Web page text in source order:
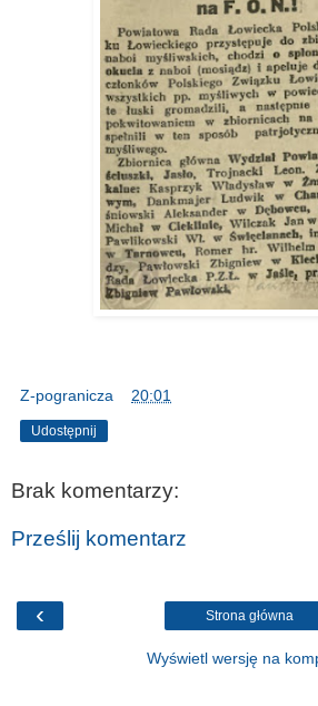
Z-pogranicza 20:01
Udostępnij
Brak komentarzy:
Prześlij komentarz
‹ Strona główna
Wyświetl wersję na